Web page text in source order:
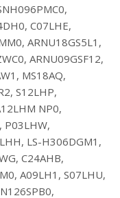
C07LHE,
ARNU18GS5L1,
ARNU09GSF12,
MS18AQ,
S12LHP,
NP0,
P03LHW,
LS-H306DGM1,
C24AHB,
A09LH1, S07LHU,